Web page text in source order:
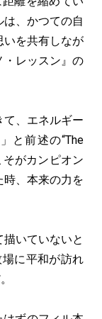
、かつての自
いを共有しなが
・レッスン』の
、エネルギー
と前述の“The
がカンピオン
、本来の力を
いていないと
に平和が訪れ